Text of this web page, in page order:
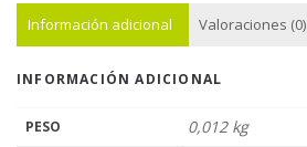
Información adicional Valoraciones (0)
INFORMACIÓN ADICIONAL
PESO 0,012 kg